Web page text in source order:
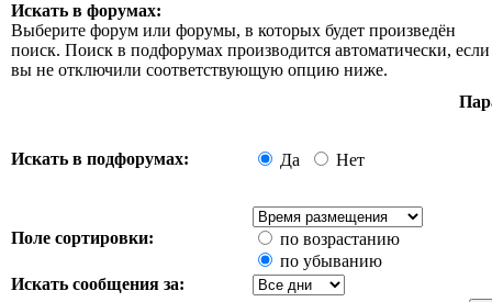
Искать в форумах:
Выберите форум или форумы, в которых будет произведён
поиск. Поиск в подфорумах производится автоматически, если
вы не отключили соответствующую опцию ниже.
Искать в подфорумах: Да Нет
Поле сортировки:
по возрастанию
по убыванию
Искать сообщения за: